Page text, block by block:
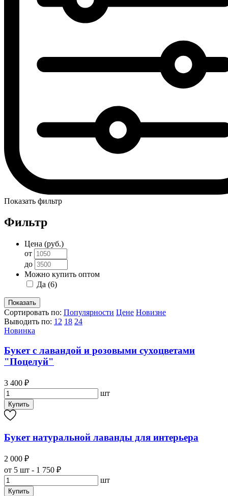
Показать фильтр
Фильтр
Цена (руб.)
от
до
Можно купить оптом
Да (6)
Сортировать по: Популярности Цене Новизне
Выводить по: 12 18 24
Новинка
Букет с лавандой и розовыми сухоцветами
"Поцелуй"
3 400 ₽
шт
Купить
Букет натуральной лаванды для интерьера
2 000 ₽
от 5 шт - 1 750 ₽
шт
Купить